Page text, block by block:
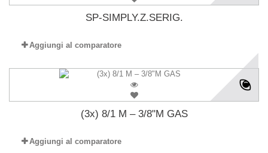
SP-SIMPLY.Z.SERIG.
Aggiungi al comparatore
(3x) 8/1 M – 3/8"M GAS
Aggiungi al comparatore